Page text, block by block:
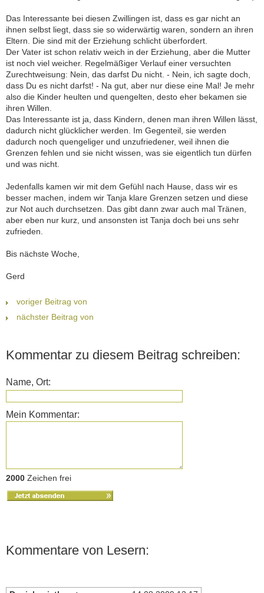
Das Interessante bei diesen Zwillingen ist, dass es gar nicht an
ihnen selbst liegt, dass sie so widerwärtig waren, sondern an ihren
Eltern. Die sind mit der Erziehung schlicht überfordert.
Der Vater ist schon relativ weich in der Erziehung, aber die Mutter
ist noch viel weicher. Regelmäßiger Verlauf einer versuchten
Zurechtweisung: Nein, das darfst Du nicht. - Nein, ich sagte doch,
dass Du es nicht darfst! - Na gut, aber nur diese eine Mal! Je mehr
also die Kinder heulten und quengelten, desto eher bekamen sie
ihren Willen.
Das Interessante ist ja, dass Kindern, denen man ihren Willen lässt,
dadurch nicht glücklicher werden. Im Gegenteil, sie werden
dadurch noch quengeliger und unzufriedener, weil ihnen die
Grenzen fehlen und sie nicht wissen, was sie eigentlich tun dürfen
und was nicht.
Jedenfalls kamen wir mit dem Gefühl nach Hause, dass wir es
besser machen, indem wir Tanja klare Grenzen setzen und diese
zur Not auch durchsetzen. Das gibt dann zwar auch mal Tränen,
aber eben nur kurz, und ansonsten ist Tanja doch bei uns sehr
zufrieden.
Bis nächste Woche,
Gerd
voriger Beitrag von
nächster Beitrag von
Kommentar zu diesem Beitrag schreiben:
Name, Ort:
Mein Kommentar:
2000 Zeichen frei
Kommentare von Lesern: